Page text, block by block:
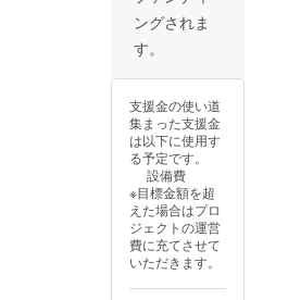
ぶエリ
アで、
尽くす
適な場
所にあ
りま
す。 最
大１０
名まで
ご宿泊
可能で
す。 ぜ
ひ人数
お誘い
ポット
である
の前に
てお
り、離
島ター
ミナル
やユー
グレナ
モール
まで徒
歩3分、
周辺に
は多く
途費用
にてア
コー
グをす
ること
も可能
です。
ご相談
くださ
い。 ※
レコー
ディン
グが必
要とな
年2月〜
2045年
ご支援
むグ
ループ
全員対
象 ※ご
支援者
様同伴
に限り
ます ※
アル
コール
類は除
ングされま
す。
支援金の使い道
集まった支援金
は以下に使用す
る予定です。
設備費
※目標金額を超
えた場合はプロ
ジェクトの運営
費に充てさせて
いただきます。